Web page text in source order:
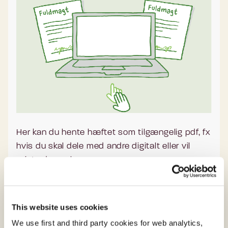
This website uses cookies
We use first and third party cookies for web analytics,
style="position: absolute; top: 0; left: 0;
width: 100%!important; height:
100%!important;"
src="https://media.videotool.dk/?
vn=621_202507080849542752773245980
4" frameborder="0" allowfullscreen
allow="autoplay; fullscreen"></iframe>
Her kan du hente hæftet som tilgængelig pdf, fx
hvis du skal dele med andre digitalt eller vil